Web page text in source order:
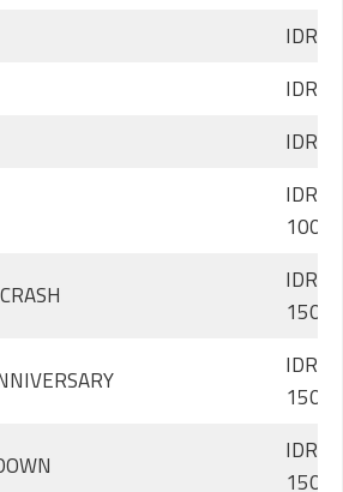
IDR
IDR
IDR
IDR
IDR
IDR
IDR